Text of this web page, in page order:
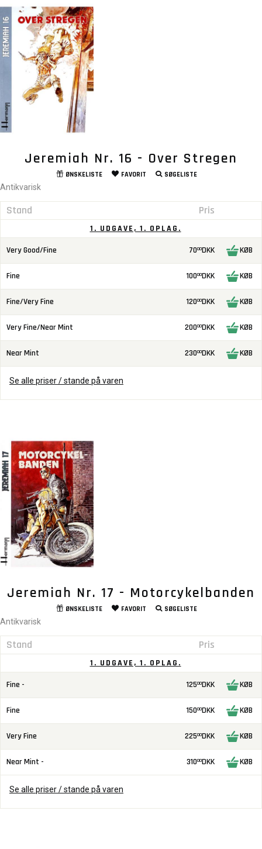
Jeremiah Nr. 16 - Over Stregen
ØNSKELISTE FAVORIT SØGELISTE
Antikvarisk
Stand Pris
1. UDGAVE, 1. OPLAG.
Very Good/Fine 7000DKK KØB
Fine 10000DKK KØB
Fine/Very Fine 12000DKK KØB
Very Fine/Near Mint 20000DKK KØB
Near Mint 23000DKK KØB
Se alle priser / stande på varen
Jeremiah Nr. 17 - Motorcykelbanden
ØNSKELISTE FAVORIT SØGELISTE
Antikvarisk
Stand Pris
1. UDGAVE, 1. OPLAG.
Fine - 12500DKK KØB
Fine 15000DKK KØB
Very Fine 22500DKK KØB
Near Mint - 31000DKK KØB
Se alle priser / stande på varen